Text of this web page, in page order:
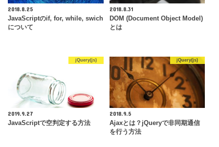
2018.8.25
JavaScriptのif, for, while, swich
について
2018.8.31
DOM (Document Object Model)
とは
jQuery(js)
2019.9.27
JavaScriptで空判定する方法
jQuery(js)
2018.9.5
Ajaxとは？jQueryで非同期通信
を行う方法